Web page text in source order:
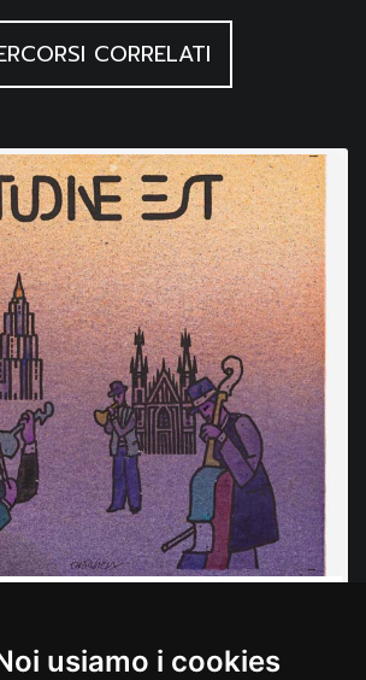
usiamo i cookies
CORRELATI
nelle collezioni dell’Università